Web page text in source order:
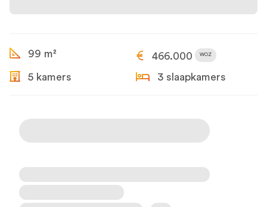
99 m² 466.000 WOZ
5 kamers 3 slaapkamers